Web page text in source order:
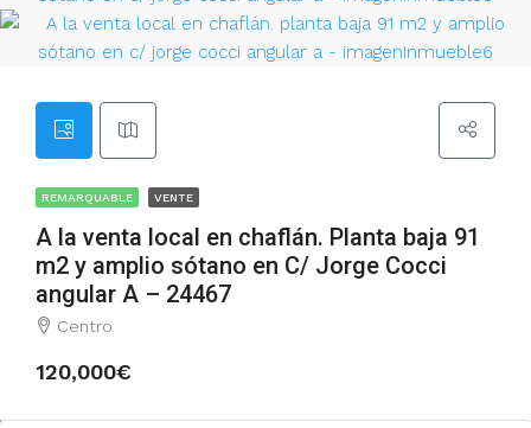
REMARQUABLE VENTE
A la venta local en chaflán. Planta baja 91
m2 y amplio sótano en C/ Jorge Cocci
angular A – 24467
Centro
120,000€